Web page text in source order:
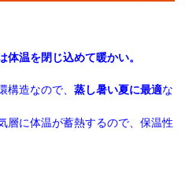
温を閉じ込めて暖かい。
構造なので、蒸し暑い夏に最適な
層に体温が蓄熱するので、保温性